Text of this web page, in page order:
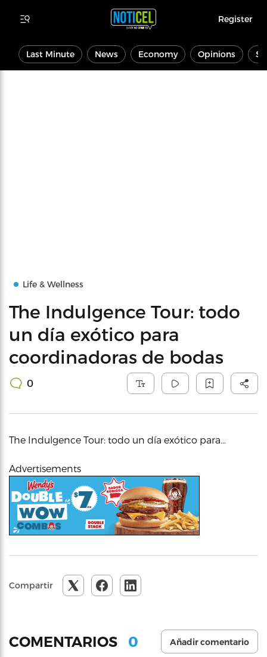
Register
Last Minute News Economy Opinions
Life & Wellness
The Indulgence Tour: todo
un día exótico para
coordinadoras de bodas
0
The Indulgence Tour: todo un día exótico para…
Advertisements
Compartir
COMENTARIOS 0 Añadir comentario